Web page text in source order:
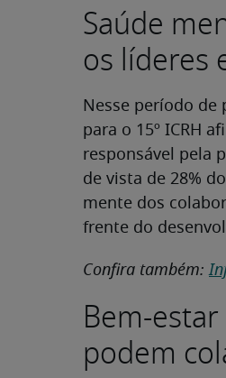
Saúde
os líderes
Nesse período de
para o 15º ICRH
responsável pela
de vista de 28%
mente dos
frente do
Confira também:
Bem-
podem